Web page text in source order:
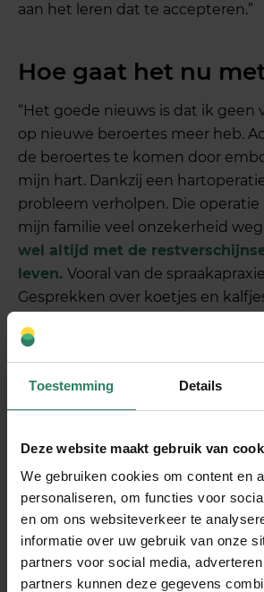
Toestemming Details
Deze website maakt gebruik van
We gebruiken cookies om content en
personaliseren, om functies voor
en om ons websiteverkeer te
informatie over uw gebruik van onze
partners voor social media,
partners kunnen deze gegevens
aan het leren dat te accepteren.”
Hoe gaat het nu
“Het goede nieuws is dat ik geen
op nieuwe beroertes meer heb.
de beroertes te komen door
mijn hart. Dankzij een
probleem verholpen. Die
mijn familie veel onzekerheid
wel altijd met de
leven.Vooral van de
Gesprekken over koetjes en
meer in of sla ik opeens
Daarnaast heb ik last van
[gevoelloosheid en tintelingen, red]
evenwichtsstoornissen en ben ik
Je hebt 2 jaar lang
begeleiding
SharePeople. Hoe